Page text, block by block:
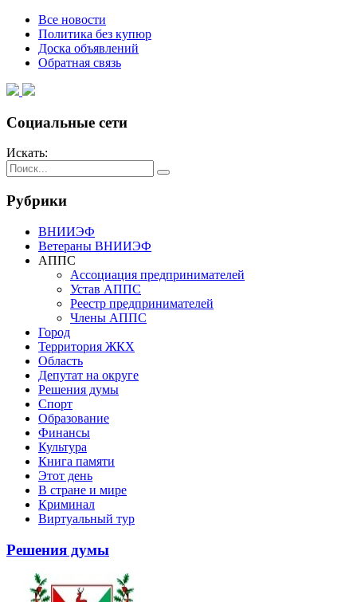
Все новости
Политика без купюр
Доска объявлений
Обратная связь
Социальные сети
Искать:
Рубрики
ВНИИЭФ
Ветераны ВНИИЭФ
АППС
Ассоциация предпринимателей
Устав АППС
Реестр предпринимателей
Члены АППС
Город
Территория ЖКХ
Область
Депутат на округе
Решения думы
Спорт
Образование
Финансы
Культура
Книга памяти
Этот день
В стране и мире
Криминал
Виртуальный тур
Решения думы